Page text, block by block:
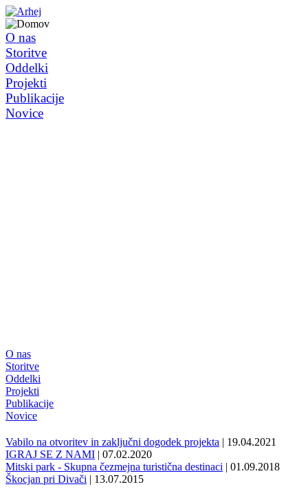
O nas
Storitve
Oddelki
Projekti
Publikacije
Novice
O nas
Storitve
Oddelki
Projekti
Publikacije
Novice
Vabilo na otvoritev in zaključni dogodek projekta | 19.04.2021
IGRAJ SE Z NAMI | 07.02.2020
Mitski park - Skupna čezmejna turistična destinaci | 01.09.2018
Škocjan pri Divači | 13.07.2015